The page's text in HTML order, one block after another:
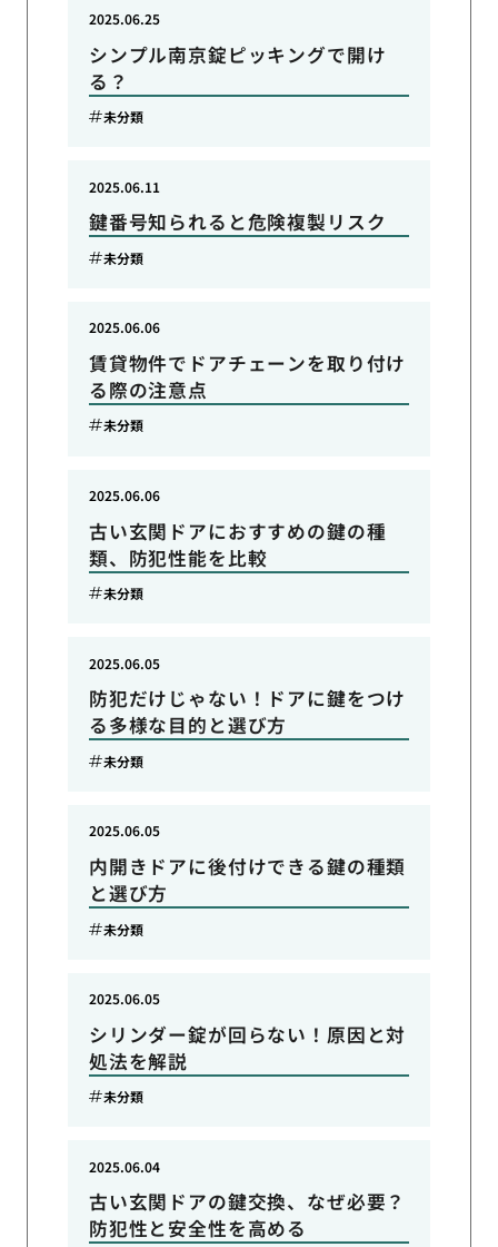
シンプル南京錠ピッキングで開け
る？
2025.06.25
未分類
鍵番号知られると危険複製リスク
2025.06.11
未分類
賃貸物件でドアチェーンを取り付け
る際の注意点
2025.06.06
未分類
古い玄関ドアにおすすめの鍵の種
類、防犯性能を比較
2025.06.06
未分類
防犯だけじゃない！ドアに鍵をつけ
る多様な目的と選び方
2025.06.05
未分類
内開きドアに後付けできる鍵の種類
と選び方
2025.06.05
未分類
シリンダー錠が回らない！原因と対
処法を解説
2025.06.05
未分類
古い玄関ドアの鍵交換、なぜ必要？
防犯性と安全性を高める
2025.06.04